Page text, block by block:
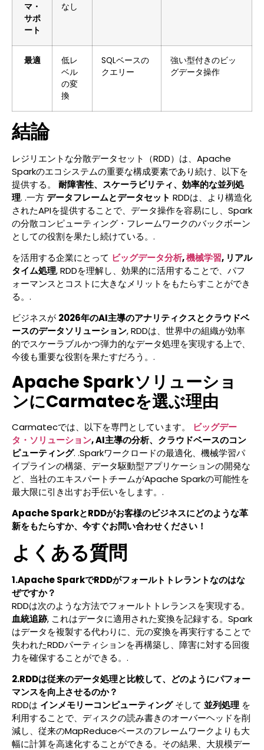
マ・
サポ
ート
なし
最適
低レ
ベル
の変
換
SQLベースの
クエリー
強い型付きのビッ
グデータ操作
結論
レジリエントな分散データセット（RDD）は、Apache
Sparkのエコシステムの重要な構成要素であり続け、以下を
提供する。 耐障害性、スケーラビリティ、効率的な並列処
理. .一方データフレームとデータセット RDDは、より構造化
されたAPIを提供することで、データ操作を容易にし、Spark
の分散コンピューティング・フレームワークのバックボーン
としての役割を果たし続けている。.
を活用する企業にとって ビッグデータ分析,機械学習, リアル
タイム処理, RDDを理解し、効果的に活用することで、パフ
ォーマンスとコストに大きなメリットをもたらすことができ
る。.
ビジネスが 2026年のAI主導のアナリティクスとクラウドベ
ースのデータソリューション, RDDは、世界中の組織が効率
的でスケーラブルかつ弾力的なデータ処理を実現する上で、
今後も重要な役割を果たすだろう。.
Apache Sparkソリューショ
ンにCarmatecを選ぶ理由
Carmatecでは、以下を専門としています。 ビッグデー
タ・ソリューション, AI主導の分析、クラウドベースのコン
ピューティング. .Sparkワークロードの最適化、機械学習パ
イプラインの構築、データ駆動型アプリケーションの開発な
ど、当社のエキスパートチームがApache Sparkの可能性を
最大限に引き出すお手伝いをします。.
Apache SparkとRDDがお客様のビジネスにどのような革
新をもたらすか、今すぐお問い合わせください！
よくある質問
1.Apache SparkでRDDがフォールトトレラントなのはな
ぜですか？
RDDは次のような方法でフォールトトレランスを実現する。
血統追跡, これはデータに適用された変換を記録する。Spark
はデータを複製する代わりに、元の変換を再実行することで
失われたRDDパーティションを再構築し、障害に対する回復
力を確保することができる。.
2.RDDは従来のデータ処理と比較して、どのようにパフォー
マンスを向上させるのか？
RDDは インメモリーコンピューティングそして 並列処理 を
利用することで、ディスクの読み書きのオーバーヘッドを削
減し、従来のMapReduceベースのフレームワークよりも大
幅に計算を高速化することができる。その結果、大規模デー